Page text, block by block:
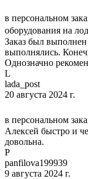
в персональном
оборудования на
Заказ был
выполнялись.
Однозначно
L
lada_post
20 августа 2024 г.
в персональном
Алексей быстро и
довольна.
P
panfilova199939
9 августа 2024 г.